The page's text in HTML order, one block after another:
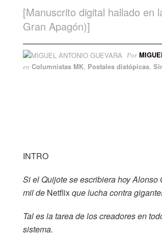
[Manuscrito digital hallado en
Gran Apagón)]
Por
en Columnistas MK, Postales distópicas,
INTRO
Si el Quijote se escribiera hoy Alonso
mil de Netflixque lucha contra
Tal es la tarea de los creadores en
sistema.